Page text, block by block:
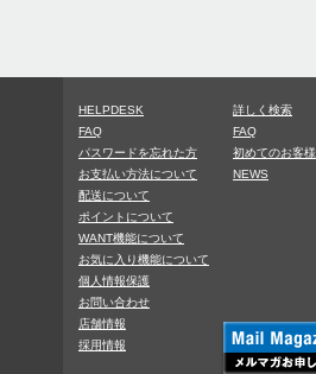
HELPDESK
FAQ
パスワードを忘れた方
お支払い方法について
配送について
ポイントについて
WANT機能について
お気に入り機能について
個人情報保護
お問い合わせ
店舗情報
採用情報
詳しく検索
FAQ
初めてのお客様
NEWS